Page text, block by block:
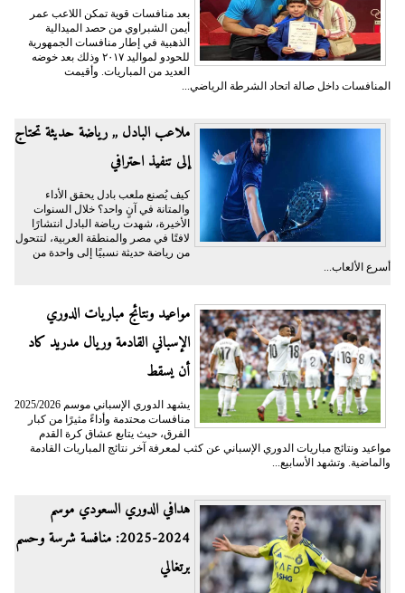
بعد منافسات قوية تمكن اللاعب عمر
أيمن الشبراوي من حصد الميدالية
الذهبية في إطار منافسات الجمهورية
للحودو لمواليد ٢٠١٧ وذلك بعد خوضه
العديد من المباريات. وأقيمت
المنافسات داخل صالة اتحاد الشرطة الرياضي...
ملاعب البادل ,, رياضة حديثة تحتاج
إلى تنفيذ احترافي
كيف يُصنع ملعب بادل يحقق الأداء
والمتانة في آنٍ واحد؟ خلال السنوات
الأخيرة، شهدت رياضة البادل انتشارًا
لافتًا في مصر والمنطقة العربية، لتتحول
من رياضة حديثة نسبيًا إلى واحدة من
أسرع الألعاب...
مواعيد ونتائج مباريات الدوري
الإسباني القادمة وريال مدريد كاد
أن يسقط
يشهد الدوري الإسباني موسم 2025/2026
منافسات محتدمة وأداءً مثيرًا من كبار
الفرق، حيث يتابع عشاق كرة القدم
مواعيد ونتائج مباريات الدوري الإسباني عن كثب لمعرفة آخر نتائج المباريات القادمة
والماضية. وتشهد الأسابيع...
هدافي الدوري السعودي موسم
2024-2025: منافسة شرسة وحسم
برتغالي